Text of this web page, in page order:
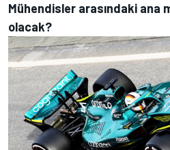
Mühendisler arasındaki ana
olacak?